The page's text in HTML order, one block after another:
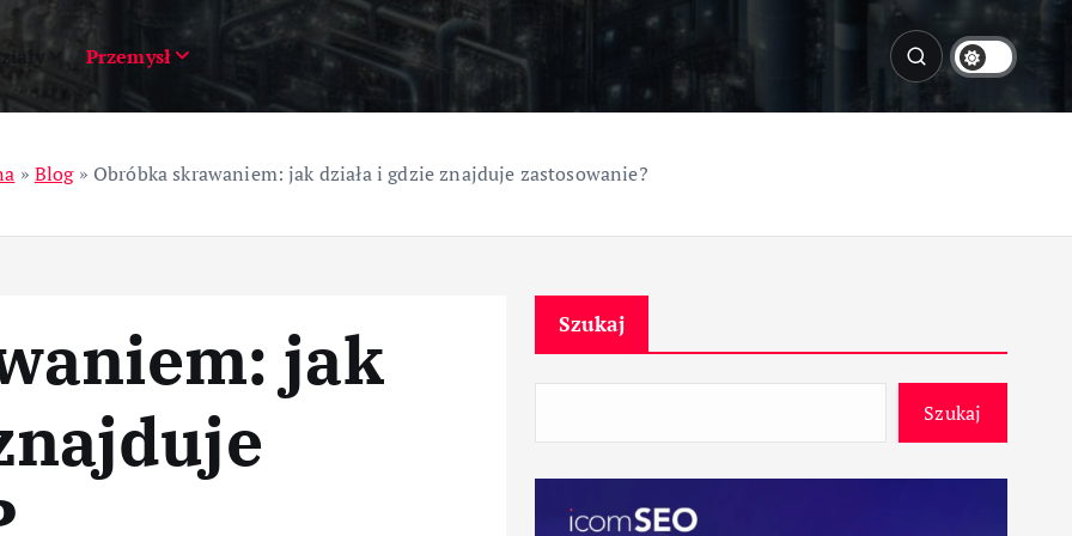
Przemysł
» Blog» Obróbka skrawaniem: jak działa i gdzie znajduje zastosowanie?
jak
Szukaj
Szukaj